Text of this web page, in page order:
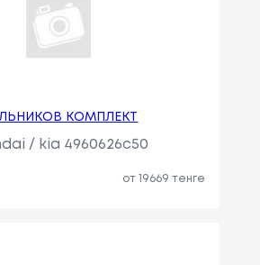
КОМПЛЕКТ
/ kia 4960626c50
от 19669 тенге